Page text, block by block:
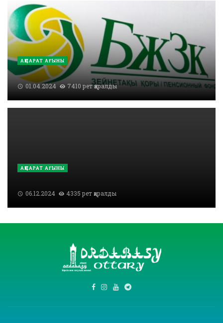
АҚПАРАТ АҒЫНЫ
01.04.2024 7410 рет қаралды
АҚПАРАТ АҒЫНЫ
06.12.2024 4335 рет қаралды